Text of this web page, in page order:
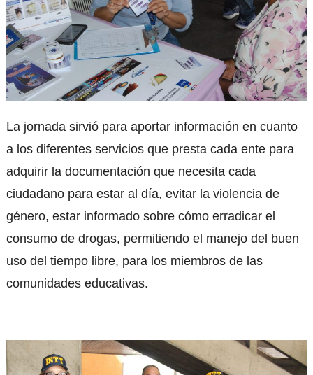
La jornada sirvió para aportar información en cuanto
a los diferentes servicios que presta cada ente para
adquirir la documentación que necesita cada
ciudadano para estar al día, evitar la violencia de
género, estar informado sobre cómo erradicar el
consumo de drogas, permitiendo el manejo del buen
uso del tiempo libre, para los miembros de las
comunidades educativas.